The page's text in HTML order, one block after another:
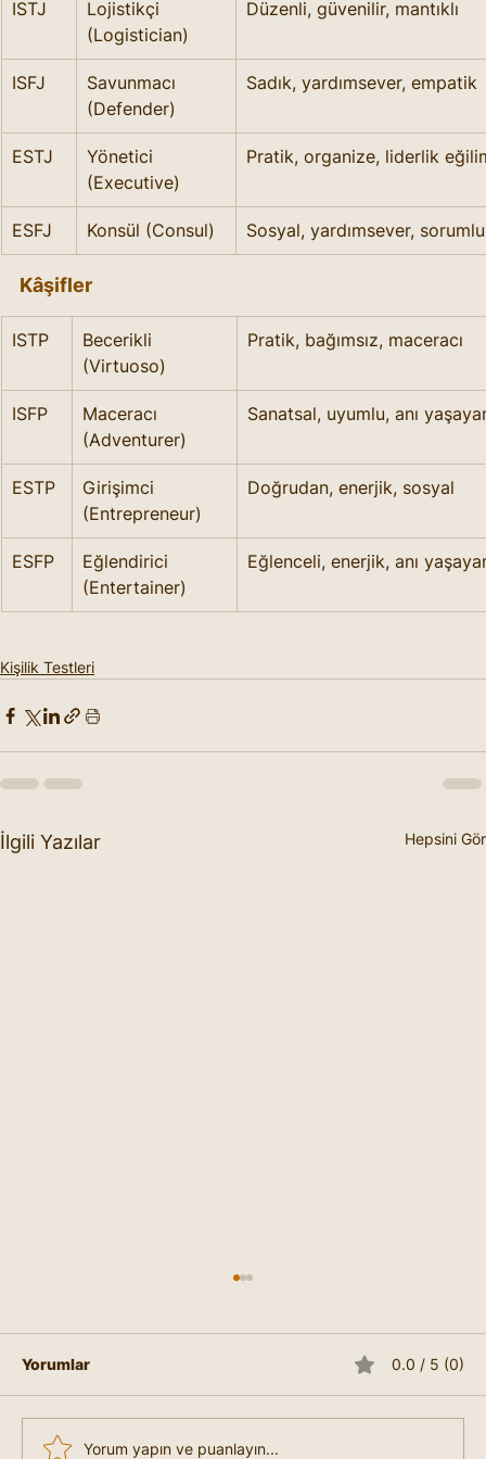
ISTJ
Lojistikçi
(Logistician)
Düzenli, güvenilir, mantıklı
ISFJ
Savunmacı
(Defender)
Sadık, yardımsever, empatik
ESTJ
Yönetici
(Executive)
Pratik, organize, liderlik
ESFJ Konsül (Consul) Sosyal, yardımsever, sorumlu
Kâşifler
ISTP
Becerikli
(Virtuoso)
Pratik, bağımsız, maceracı
ISFP
Maceracı
(Adventurer)
Sanatsal, uyumlu, anı
ESTP
Girişimci
(Entrepreneur)
Doğrudan, enerjik, sosyal
ESFP
Eğlendirici
(Entertainer)
Eğlenceli, enerjik, anı
Kişilik Testleri
İlgili Yazılar Hepsini Gör
Yorumlar 0.0 / 5 (0)
Yorum yapın ve puanlayın...